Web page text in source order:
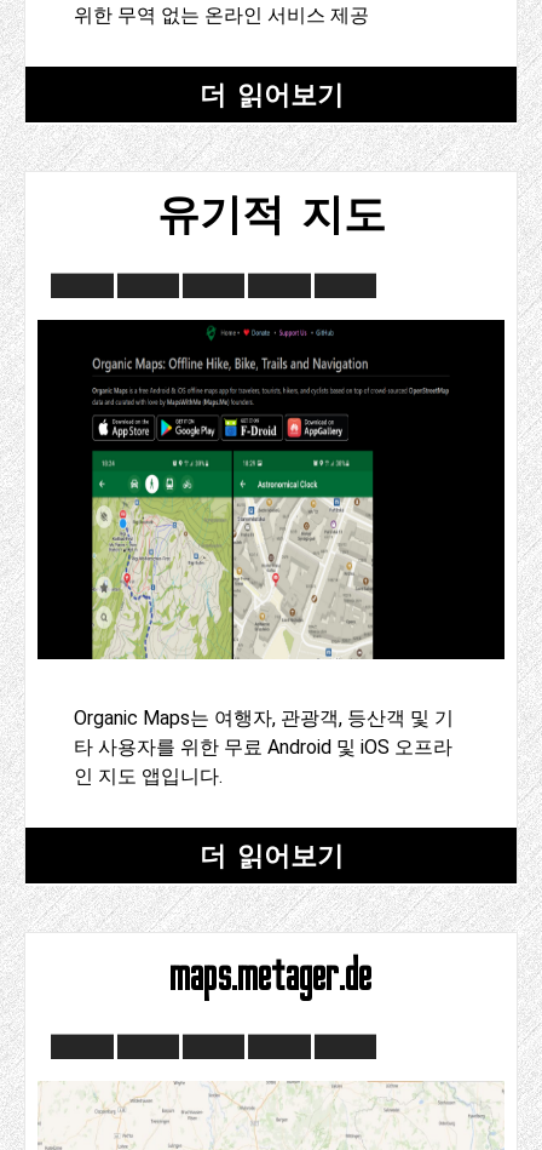
위한 무역 없는 온라인 서비스 제공
더 읽어보기
유기적 지도
Organic Maps는 여행자, 관광객, 등산객 및 기
타 사용자를 위한 무료 Android 및 iOS 오프라
인 지도 앱입니다.
더 읽어보기
maps.metager.de